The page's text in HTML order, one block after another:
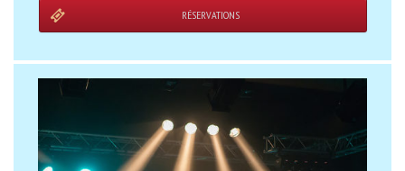
RÉSERVATIONS